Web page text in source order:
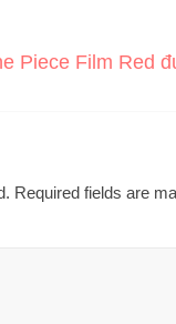
Piece Film Red
Required fields are